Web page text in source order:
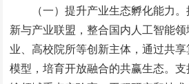
（一）提升产业生态孵化能力
新与产业联盟，整合国内人工智能
业、高校院所等创新主体，通过共
模型，培育开放融合的共赢生态。